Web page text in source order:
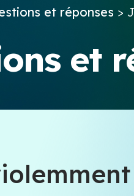
et réponses >
et